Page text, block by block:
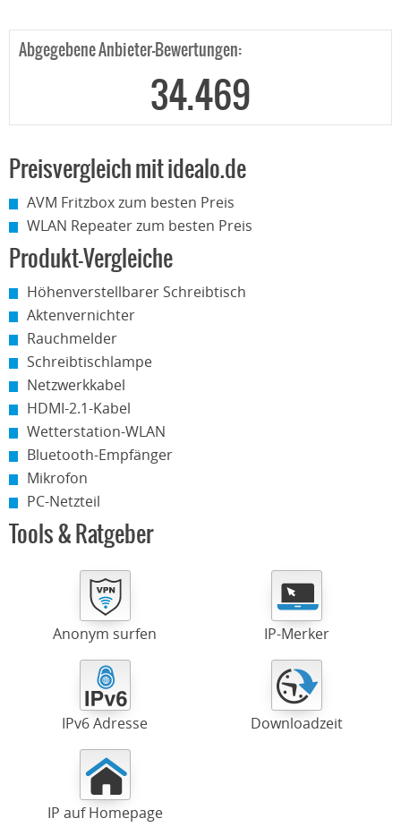
Abgegebene Anbieter-Bewertungen:
34.469
Preisvergleich mit idealo.de
AVM Fritzbox zum besten Preis
WLAN Repeater zum besten Preis
Produkt-Vergleiche
Höhenverstellbarer Schreibtisch
Aktenvernichter
Rauchmelder
Schreibtischlampe
Netzwerkkabel
HDMI-2.1-Kabel
Wetterstation-WLAN
Bluetooth-Empfänger
Mikrofon
PC-Netzteil
Tools & Ratgeber
Anonym surfen IP-Merker
IPv6 Adresse Downloadzeit
IP auf Homepage